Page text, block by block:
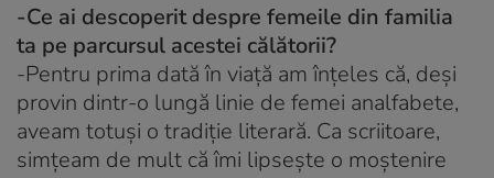
-Ce ai descoperit despre femeile din familia
ta pe parcursul acestei călătorii?
-Pentru prima dată în viață am înțeles că, deși
provin dintr-o lungă linie de femei analfabete,
aveam totuși o tradiție literară. Ca scriitoare,
simțeam de mult că îmi lipsește o moștenire